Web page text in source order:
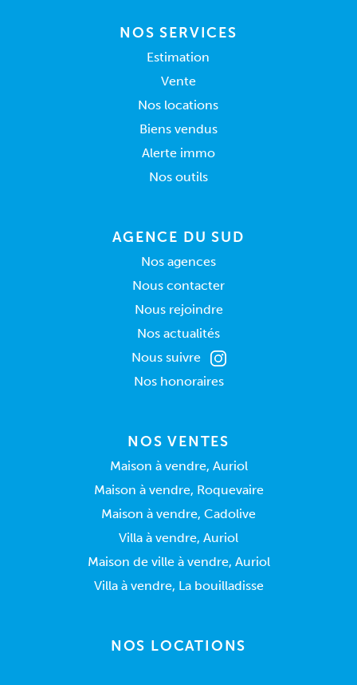
NOS SERVICES
Estimation
Vente
Nos locations
Biens vendus
Alerte immo
Nos outils
AGENCE DU SUD
Nos agences
Nous contacter
Nous rejoindre
Nos actualités
Nous suivre
Nos honoraires
NOS VENTES
Maison à vendre, Auriol
Maison à vendre, Roquevaire
Maison à vendre, Cadolive
Villa à vendre, Auriol
Maison de ville à vendre, Auriol
Villa à vendre, La bouilladisse
NOS LOCATIONS